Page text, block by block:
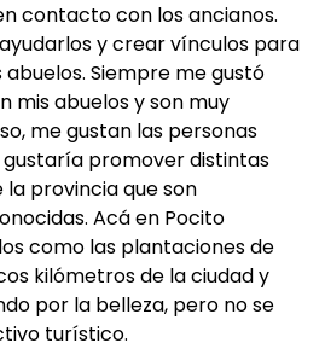
contacto con los ancianos.
y crear vínculos para
Siempre me gustó
mis abuelos y son muy
me gustan las personas
gustaría promover distintas
provincia que son
Acá en Pocito
como las plantaciones de
kilómetros de la ciudad y
por la belleza, pero no se
turístico.